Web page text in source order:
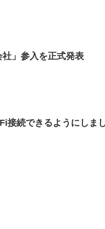
」参入を正式発表
接続できるようにしま